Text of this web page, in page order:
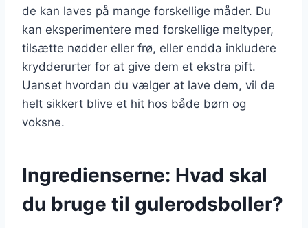
de kan laves på mange forskellige måder. Du
kan eksperimentere med forskellige meltyper,
tilsætte nødder eller frø, eller endda inkludere
krydderurter for at give dem et ekstra pift.
Uanset hvordan du vælger at lave dem, vil de
helt sikkert blive et hit hos både børn og
voksne.
Ingredienserne: Hvad skal
du bruge til gulerodsboller?